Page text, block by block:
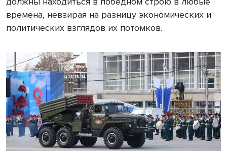
времена, невзирая на разницу экономических и
политических взглядов их потомков.